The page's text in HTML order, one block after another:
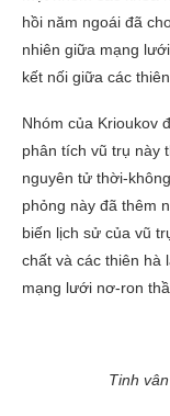
hồi năm ngoái đã
nhiên giữa mạng
kết nối giữa các thiên
Nhóm của Krioukov
phân tích vũ trụ này
nguyên tử thời-
phỏng này đã thêm
biến lịch sử của vũ
chất và các thiên hà
mạng lưới nơ-ron
Tinh